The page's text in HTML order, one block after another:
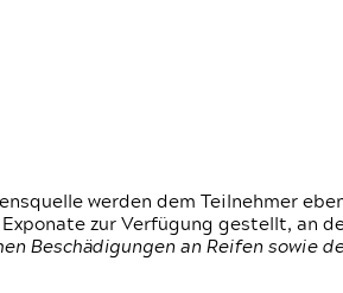
werden dem Teilnehmer
zur Verfügung gestellt, an
Beschädigungen an Reifen sowie